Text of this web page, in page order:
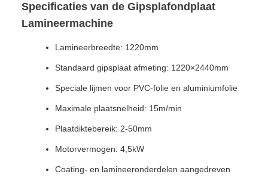
Specificaties van de Gipsplafondplaat
Lamineermachine
Lamineerbreedte: 1220mm
Standaard gipsplaat afmeting: 1220×2440mm
Speciale lijmen voor PVC-folie en aluminiumfolie
Maximale plaatsnelheid: 15m/min
Plaatdiktebereik: 2-50mm
Motorvermogen: 4,5kW
Coating- en lamineeronderdelen aangedreven